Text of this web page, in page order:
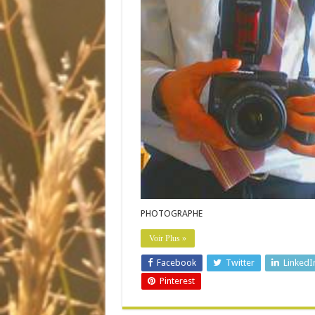
PHOTOGRAPHE
Voir Plus »
Facebook Twitter
Pinterest